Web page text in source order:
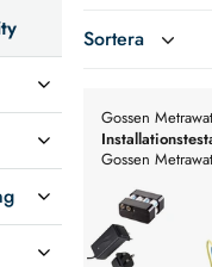
Sortera
Gossen
Gossen
starterpack, inkl